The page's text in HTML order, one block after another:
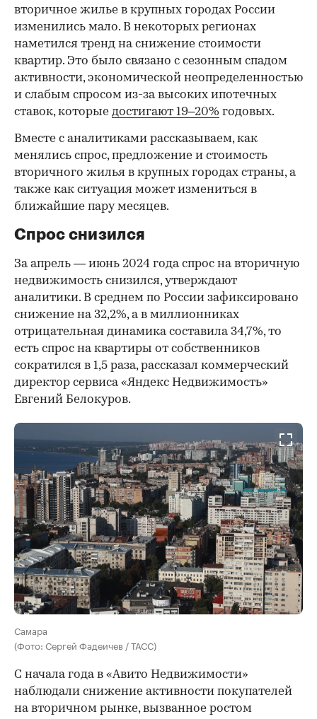
вторичное жилье в крупных городах России
изменились мало. В некоторых регионах
наметился тренд на снижение стоимости
квартир. Это было связано с сезонным спадом
активности, экономической неопределенностью
и слабым спросом из-за высоких ипотечных
ставок, которые достигают 19–20% годовых.
Вместе с аналитиками рассказываем, как
менялись спрос, предложение и стоимость
вторичного жилья в крупных городах страны, а
также как ситуация может измениться в
ближайшие пару месяцев.
Спрос снизился
За апрель — июнь 2024 года спрос на вторичную
недвижимость снизился, утверждают
аналитики. В среднем по России зафиксировано
снижение на 32,2%, а в миллионниках
отрицательная динамика составила 34,7%, то
есть спрос на квартиры от собственников
сократился в 1,5 раза, рассказал коммерческий
директор сервиса «Яндекс Недвижимость»
Евгений Белокуров.
Самара
(Фото: Сергей Фадеичев / ТАСС)
С начала года в «Авито Недвижимости»
наблюдали снижение активности покупателей
на вторичном рынке, вызванное ростом